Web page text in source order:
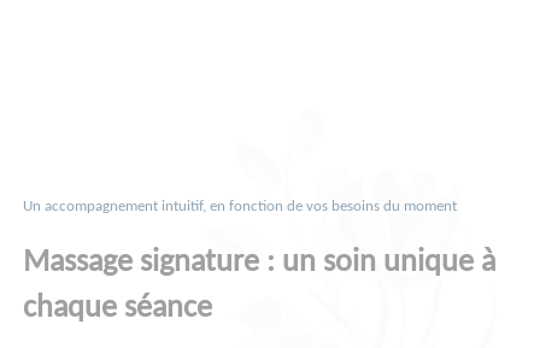
Un accompagnement intuitif, en fonction de vos besoins du moment
Massage signature : un soin unique à
chaque séance